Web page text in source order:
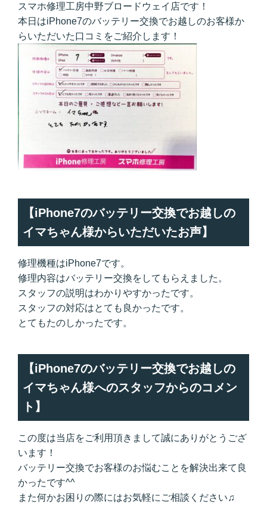
スマホ修理工房中野ブロードウェイ店です！
本日はiPhone7のバッテリー交換でお越しのお客様か
らいただいた口コミをご紹介します！
【iPhone7のバッテリー交換でお越しの
イマちゃん様からいただいたお声】
修理機種はiPhone7です。
修理内容はバッテリー交換をしてもらえました。
スタッフの説明はわかりやすかったです。
スタッフの対応はとても良かったです。
とてもたのしかったです。
【iPhone7のバッテリー交換でお越しの
イマちゃん様へのスタッフからのコメン
ト】
この度は当店をご利用頂きまして誠にありがとうござ
います！
バッテリー交換でお客様のお悩むことを解決出来て良
かったです^^
また何かお困りの際にはお気軽にご相談ください♫